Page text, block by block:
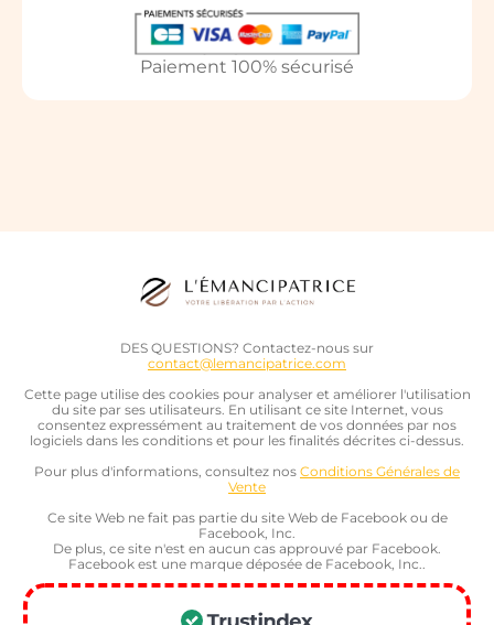
Paiement 100% sécurisé
DES QUESTIONS? Contactez-nous sur
contact@lemancipatrice.com
Cette page utilise des cookies pour analyser et améliorer l'utilisation
du site par ses utilisateurs. En utilisant ce site Internet, vous
consentez expressément au traitement de vos données par nos
logiciels dans les conditions et pour les finalités décrites ci-dessus.
Pour plus d'informations, consultez nos Conditions Générales de
Vente
Ce site Web ne fait pas partie du site Web de Facebook ou de
Facebook, Inc.
De plus, ce site n'est en aucun cas approuvé par Facebook.
Facebook est une marque déposée de Facebook, Inc..